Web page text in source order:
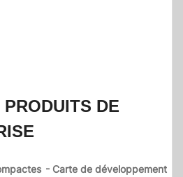
DE
- Carte de développement